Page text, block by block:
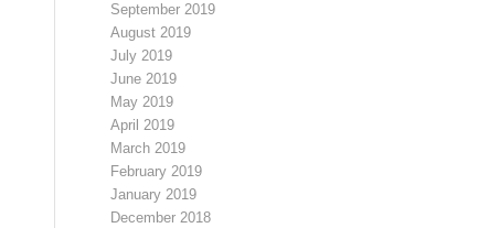
September 2019
August 2019
July 2019
June 2019
May 2019
April 2019
March 2019
February 2019
January 2019
December 2018